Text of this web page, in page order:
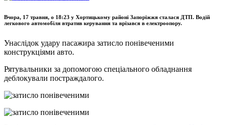
Вчора, 17 травня, о 18:23 у Хортицькому районі Запоріжжя сталася ДТП. Водій
легкового автомобіля втратив керування та врізався в електроопору.
Унаслідок удару пасажира затисло понівеченими
конструкціями авто.
Рятувальники за допомогою спеціального обладнання
деблокували постраждалого.